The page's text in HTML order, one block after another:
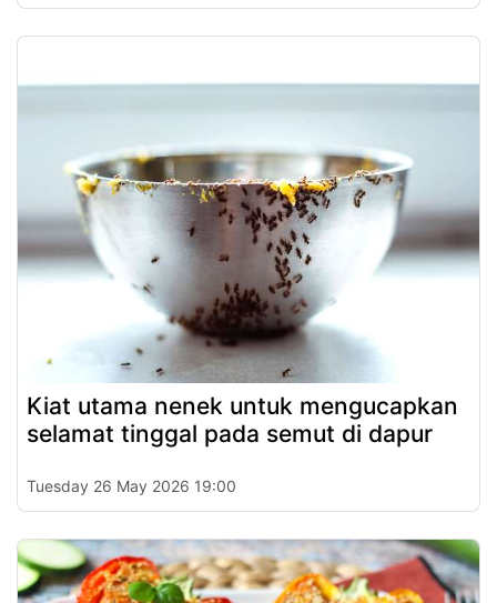
Kiat utama nenek untuk mengucapkan
selamat tinggal pada semut di dapur
Tuesday 26 May 2026 19:00